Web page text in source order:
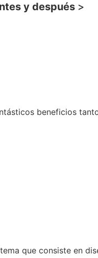
y después >
beneficios
que consiste en